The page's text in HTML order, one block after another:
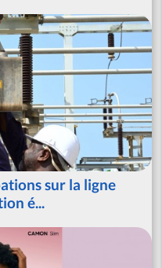
sur la ligne
é...